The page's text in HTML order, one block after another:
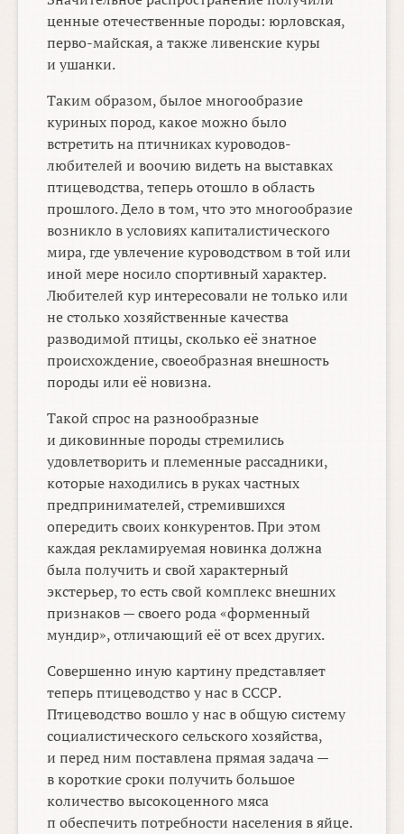
ценные отечественные породы: юрловская,
перво-майская, а также ливенские куры
и ушанки.
Таким образом, былое многообразие
куриных пород, какое можно было
встретить на птичниках куроводов-
любителей и воочию видеть на выставках
птицеводства, теперь отошло в область
прошлого. Дело в том, что это многообразие
возникло в условиях капиталистического
мира, где увлечение куроводством в той или
иной мере носило спортивный характер.
Любителей кур интересовали не только или
не столько хозяйственные качества
разводимой птицы, сколько её знатное
происхождение, своеобразная внешность
породы или её новизна.
Такой спрос на разнообразные
и диковинные породы стремились
удовлетворить и племенные рассадники,
которые находились в руках частных
предпринимателей, стремившихся
опередить своих конкурентов. При этом
каждая рекламируемая новинка должна
была получить и свой характерный
экстерьер, то есть свой комплекс внешних
признаков — своего рода «форменный
мундир», отличающий её от всех других.
Совершенно иную картину представляет
теперь птицеводство у нас в СССР.
Птицеводство вошло у нас в общую систему
социалистического сельского хозяйства,
и перед ним поставлена прямая задача —
в короткие сроки получить большое
количество высокоценного мяса
п обеспечить потребности населения в яйце.